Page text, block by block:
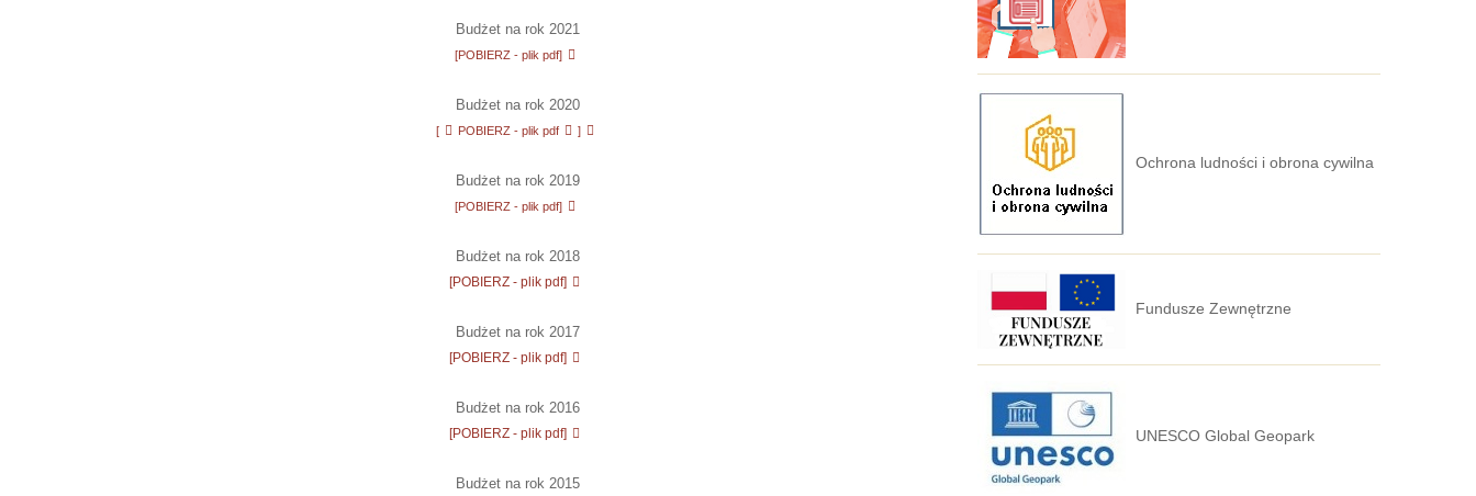
Budżet na rok 2021
[POBIERZ - plik pdf]
Budżet na rok 2020
[ POBIERZ - plik pdf ]
Budżet na rok 2019
[POBIERZ - plik pdf]
Budżetna rok 2018
[POBIERZ - plik pdf]
Budżet na rok 2017
[POBIERZ - plik pdf]
Budżet na rok 2016
[POBIERZ - plik pdf]
Budżet na rok 2015
Ochrona ludności i obrona cywilna
Fundusze Zewnętrzne
UNESCO Global Geopark